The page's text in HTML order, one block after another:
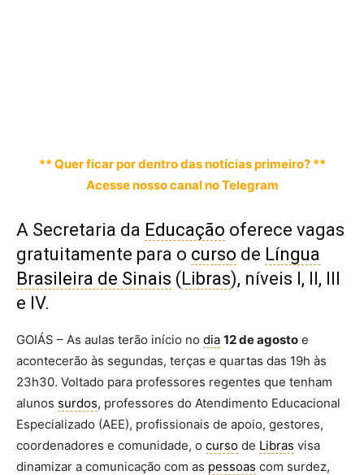
** Quer ficar por dentro das notícias primeiro? **
Acesse nosso canal no Telegram
A Secretaria da Educação oferece vagas
gratuitamente para o curso de Língua
Brasileira de Sinais (Libras), níveis I, II, III
e IV.
GOIÁS – As aulas terão início no dia 12 de agosto e
acontecerão às segundas, terças e quartas das 19h às
23h30. Voltado para professores regentes que tenham
alunos surdos, professores do Atendimento Educacional
Especializado (AEE), profissionais de apoio, gestores,
coordenadores e comunidade, o curso de Libras visa
dinamizar a comunicação com as pessoas com surdez,